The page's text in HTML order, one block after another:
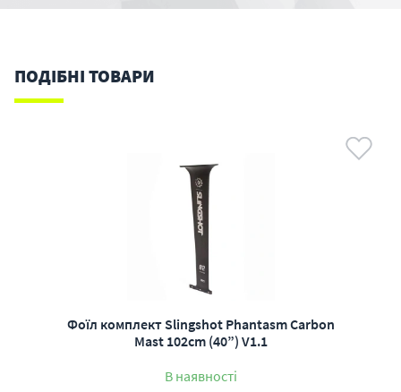
ПОДІБНІ ТОВАРИ
Фоїл комплект Slingshot Phantasm Carbon
Mast 102cm (40”) V1.1
В наявності